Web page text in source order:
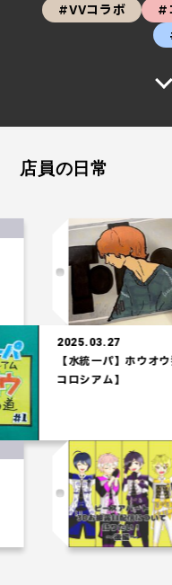
#VVコラボ
#
店員の日常
2025.03.27
【水統一パ】ホ
コロシアム】